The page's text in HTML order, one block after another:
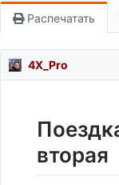
Распечатать
4X_Pro
вторая